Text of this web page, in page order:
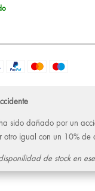
sido dañado por un
otro igual con un 10% de
de stock en ese